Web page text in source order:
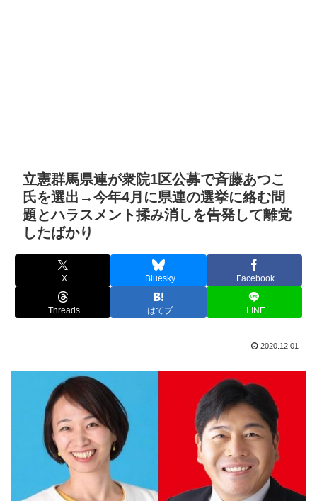
立憲群馬県連が衆院1区公募で斉藤あつこ
氏を選出→今年4月に県連の選挙に絡む問
題とハラスメント揉み消しを告発して離党
したばかり
X Bluesky Facebook
Threads はてブ LINE
2020.12.01